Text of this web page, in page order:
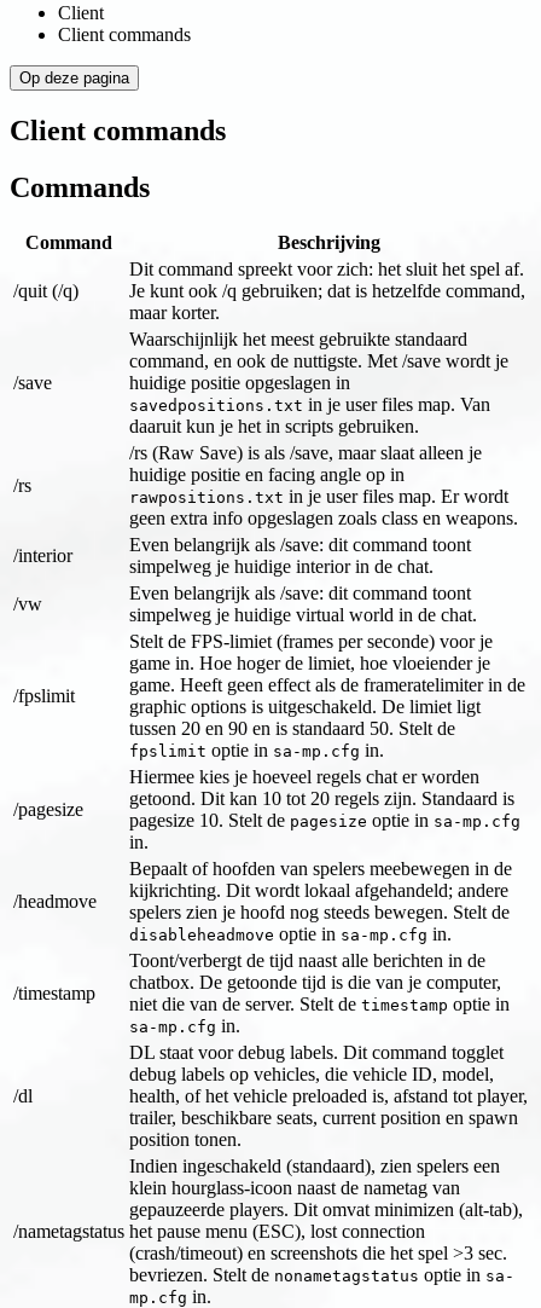
Client
Client commands
Op deze pagina
Client commands
Commands
Command Beschrijving
/quit (/q)
Dit command spreekt voor zich: het sluit het spel af.
Je kunt ook /q gebruiken; dat is hetzelfde command,
maar korter.
/save
Waarschijnlijk het meest gebruikte standaard
command, en ook de nuttigste. Met /save wordt je
huidige positie opgeslagen in
savedpositions.txt in je user files map. Van
daaruit kun je het in scripts gebruiken.
/rs
/rs (Raw Save) is als /save, maar slaat alleen je
huidige positie en facing angle op in
rawpositions.txt in je user files map. Er wordt
geen extra info opgeslagen zoals class en weapons.
/interior
Even belangrijk als /save: dit command toont
simpelweg je huidige interior in de chat.
/vw
Even belangrijk als /save: dit command toont
simpelweg je huidige virtual world in de chat.
/fpslimit
Stelt de FPS-limiet (frames per seconde) voor je
game in. Hoe hoger de limiet, hoe vloeiender je
game. Heeft geen effect als de frameratelimiter in de
graphic options is uitgeschakeld. De limiet ligt
tussen 20 en 90 en is standaard 50. Stelt de
fpslimit optie in sa-mp.cfg in.
/pagesize
Hiermee kies je hoeveel regels chat er worden
getoond. Dit kan 10 tot 20 regels zijn. Standaard is
pagesize 10. Stelt de pagesize optie in sa-mp.cfg
in.
/headmove
Bepaalt of hoofden van spelers meebewegen in de
kijkrichting. Dit wordt lokaal afgehandeld; andere
spelers zien je hoofd nog steeds bewegen. Stelt de
disableheadmove optie in sa-mp.cfg in.
/timestamp
Toont/verbergt de tijd naast alle berichten in de
chatbox. De getoonde tijd is die van je computer,
niet die van de server. Stelt de timestamp optie in
sa-mp.cfg in.
/dl
DL staat voor debug labels. Dit command togglet
debug labels op vehicles, die vehicle ID, model,
health, of het vehicle preloaded is, afstand tot player,
trailer, beschikbare seats, current position en spawn
position tonen.
/nametagstatus
Indien ingeschakeld (standaard), zien spelers een
klein hourglass-icoon naast de nametag van
gepauzeerde players. Dit omvat minimizen (alt-tab),
het pause menu (ESC), lost connection
(crash/timeout) en screenshots die het spel >3 sec.
bevriezen. Stelt de nonametagstatus optie in sa-
mp.cfg in.